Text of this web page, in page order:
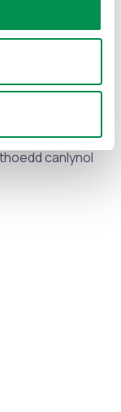
Pwyllgor
canlynol